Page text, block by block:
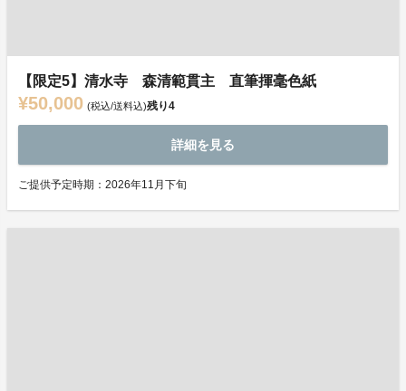
【限定5】清水寺 森清範貫主 直筆揮毫色紙
¥50,000 (税込/送料込)残り4
詳細を見る
ご提供予定時期：2026年11月下旬